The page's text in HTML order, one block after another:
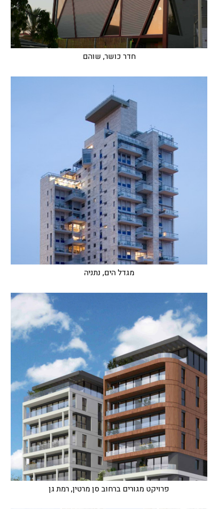
חדר כושר, שוהם
מגדל הים, נתניה
פרויקט מגורים ברחוב סן מרטין, רמת גן